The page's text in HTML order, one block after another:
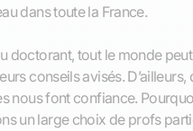
dans toute la France.
doctorant, tout le monde peut
conseils avisés. D’ailleurs,
nous font confiance.
un large choix de profs